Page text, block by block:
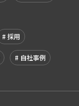
採用
自社事例